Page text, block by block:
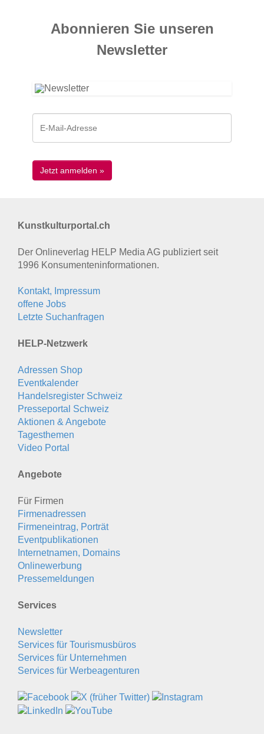
Abonnieren Sie unseren
News­letter
Kunstkulturportal.ch
Der Onlineverlag HELP Media AG publiziert seit
1996 Konsumenten­informationen.
Kontakt, Impressum
offene Jobs
Letzte Suchanfragen
HELP-Netzwerk
Adressen Shop
Eventkalender
Handelsregister Schweiz
Presseportal Schweiz
Aktionen & Angebote
Tagesthemen
Video Portal
Angebote
Für Firmen
Firmenadressen
Firmeneintrag, Porträt
Eventpublikationen
Internetnamen, Domains
Onlinewerbung
Pressemeldungen
Services
Newsletter
Services für Tourismusbüros
Services für Unternehmen
Services für Werbeagenturen